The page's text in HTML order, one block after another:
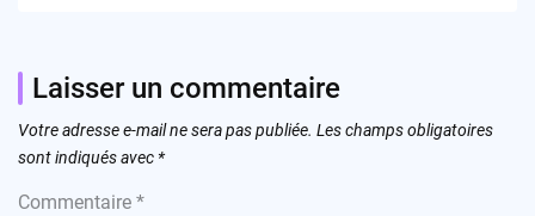
Laisser un commentaire
Votre adresse e-mail ne sera pas publiée. Les champs obligatoires
sont indiqués avec *
Commentaire *